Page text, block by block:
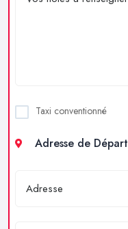
Taxi conventionné
Adresse de Départ